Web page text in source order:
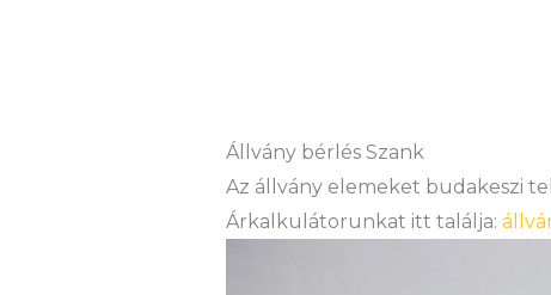
Állvány bérlés Szank
Az állvány elemeket budakeszi
Árkalkulátorunkat itt találja: